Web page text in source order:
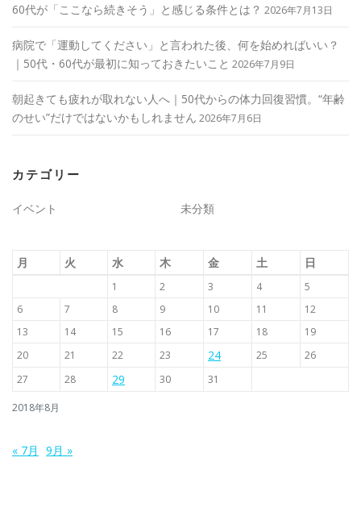
60代が「ここなら続きそう」と感じる条件とは？ 2026年7月13日
病院で「運動してください」と言われた後、何を始めればいい？
｜50代・60代が最初に知っておきたいこと 2026年7月9日
朝起きても疲れが取れない人へ｜50代からの体力回復習慣。“年齢
のせい”だけではないかもしれません 2026年7月6日
カテゴリー
イベント 未分類
2018年8月
月 火 水 木 金 土 日
1 2 3 4
5
6
7 8 9 10 11
12
13
14 15 16 17 18
19
20
21 22 23 24 25
26
27
28 29 30 31
« 7月 9月 »